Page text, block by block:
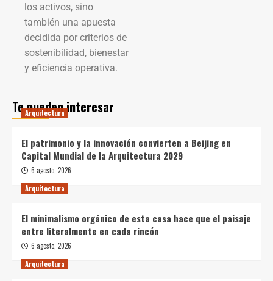
los activos, sino
también una apuesta
decidida por criterios de
sostenibilidad, bienestar
y eficiencia operativa.
Te pueden interesar
Arquitectura
El patrimonio y la innovación convierten a Beijing en
Capital Mundial de la Arquitectura 2029
6 agosto, 2026
Arquitectura
El minimalismo orgánico de esta casa hace que el paisaje
entre literalmente en cada rincón
6 agosto, 2026
Arquitectura